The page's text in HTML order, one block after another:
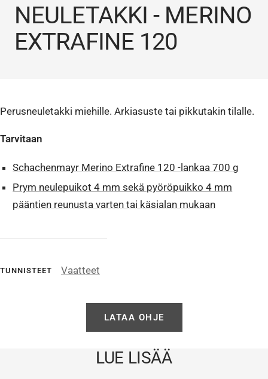
NEULETAKKI - MERINO
EXTRAFINE 120
TUNNISTEET Vaatteet
Perusneuletakki miehille. Arkiasuste tai pikkutakin tilalle.
Tarvitaan
Schachenmayr Merino Extrafine 120 -lankaa 700 g
Prym neulepuikot 4 mm sekä pyöröpuikko 4 mm
pääntien reunusta varten tai käsialan mukaan
LATAA OHJE
LUE LISÄÄ